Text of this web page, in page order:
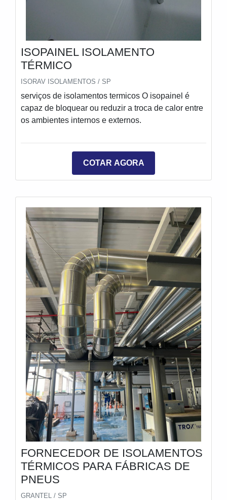
ISOPAINEL ISOLAMENTO
TÉRMICO
ISORAV ISOLAMENTOS / SP
serviços de isolamentos termicos O isopainel é
capaz de bloquear ou reduzir a troca de calor entre
os ambientes internos e externos.
COTAR AGORA
FORNECEDOR DE ISOLAMENTOS
TÉRMICOS PARA FÁBRICAS DE
PNEUS
GRANTEL / SP